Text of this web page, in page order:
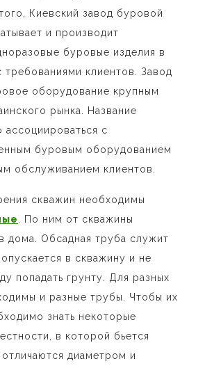
Киевский завод буровой
и производит
буровые изделия в
требованиями клиентов. Завод
оборудование крупным
рынка. Название
ассоциироваться с
буровым оборудованием
обслуживанием клиентов.
скважин необходимы
. По ним от скважины
дома. Обсадная труба служит
в скважину и не
попадать грунту. Для разных
и разные трубы. Чтобы их
знать некоторые
в которой бьется
диаметром и